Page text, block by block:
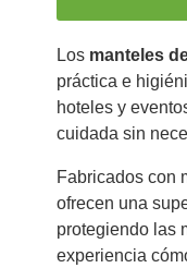
Los manteles
práctica e
hoteles y
cuidada sin
Fabricados con
ofrecen una
protegiendo las
experiencia